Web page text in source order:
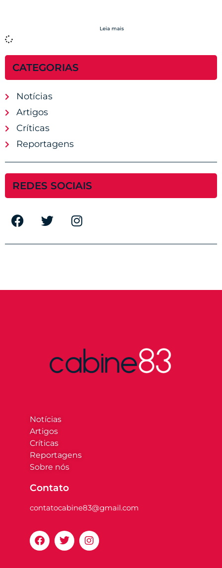
Leia mais
CATEGORIAS
Notícias
Artigos
Críticas
Reportagens
REDES SOCIAIS
Notícias
Artigos
Críticas
Reportagens
Sobre nós
Contato
contatocabine83@gmail.com